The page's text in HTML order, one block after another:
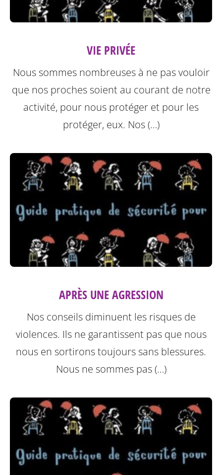
VIE PRIVÉE
Nous sommes nombreuses à ne pas vouloir
que nos proches soient au courant de notre
activité, pour nous protéger et pour les
protéger, eux. Nos (…)
APRÈS UNE AGRESSION
Nos conseils diminuent les risques de
violences. Ils ne garantissent pas que nous
nous en sortirons toujours sans blessures.
Nous ne sommes pas (…)